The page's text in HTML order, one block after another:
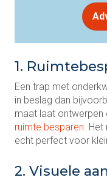
1.
Een trap met
in beslag dan
maat laat ontwerpen
ruimte besparen .
echt perfect voor
2. Visuele